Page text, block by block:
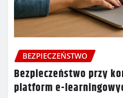
BEZPIECZEŃSTWO
Bezpieczeństwo przy
platform e-